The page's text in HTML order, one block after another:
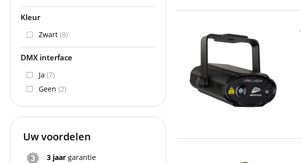
Kleur
Zwart (8)
DMX interface
Ja (7)
Geen (2)
Uw voordelen
3 jaar garantie